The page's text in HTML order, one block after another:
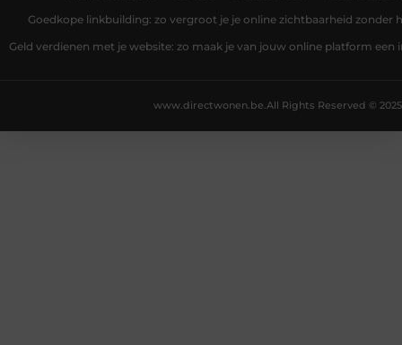
Goedkope linkbuilding: zo vergroot je je online zichtbaarheid zonder
Geld verdienen met je website: zo maak je van jouw online platform
All Rights Reserved © 2025
www.directwonen.be.